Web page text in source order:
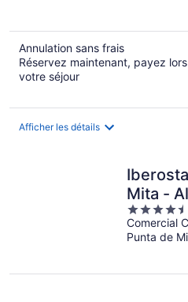
Annulation sans frais
Réservez maintenant, payez
votre séjour
Afficher les détails
Mita -
4.5
out
of
Comercial
Punta de